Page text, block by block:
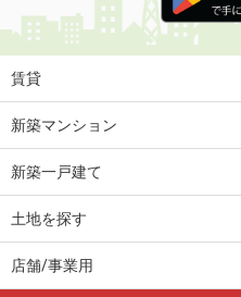
賃貸
新築マンション
新築一戸建て
土地を探す
店舗/事業用